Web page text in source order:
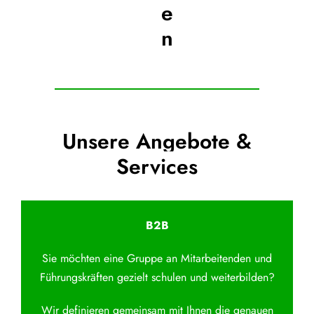
e
n
Unsere Angebote &
Services
B2B
Sie möchten eine Gruppe an Mitarbeitenden und
Führungskräften gezielt schulen und weiterbilden?
Wir definieren gemeinsam mit Ihnen die genauen